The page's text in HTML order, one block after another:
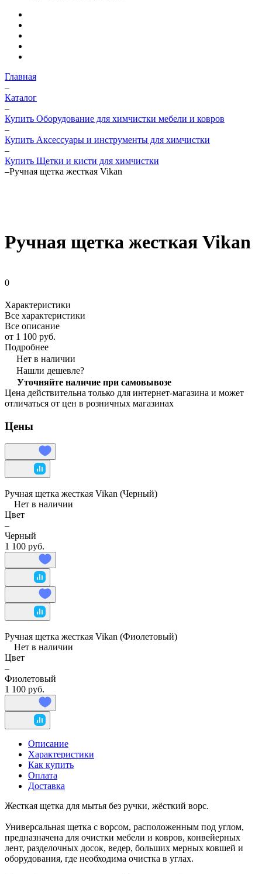
Главная
–
Каталог
–
Купить Оборудование для химчистки мебели и ковров
–
Купить Аксессуары и инструменты для химчистки
–
Купить Щетки и кисти для химчистки
–Ручная щетка жесткая Vikan
Ручная щетка жесткая Vikan
0
Характеристики
Все характеристики
Все описание
от 1 100 руб.
Подробнее
Нет в наличии
Нашли дешевле?
Уточняйте наличие при самовывозе
Цена действительна только для интернет-магазина и может
отличаться от цен в розничных магазинах
Цены
Ручная щетка жесткая Vikan (Черный)
Нет в наличии
Цвет
–
Черный
1 100 руб.
Ручная щетка жесткая Vikan (Фиолетовый)
Нет в наличии
Цвет
–
Фиолетовый
1 100 руб.
Описание
Характеристики
Как купить
Оплата
Доставка
Жесткая щетка для мытья без ручки, жёсткий ворс.
Универсальная щетка с ворсом, расположенным под углом,
предназначена для очистки мебели и ковров, конвейерных
лент, разделочных досок, ведер, больших мерных ковшей и
оборудования, где необходима очистка в углах.